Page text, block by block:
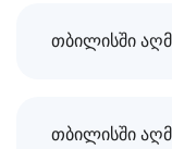
თბილისში
თბილისში